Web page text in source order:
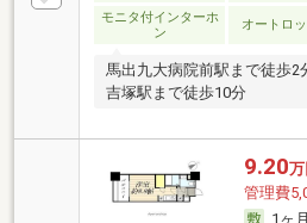
モニタ付インターホ
ン
オートロ
馬出九大病院前駅まで徒歩2
吉塚駅まで徒歩10分
9.20万
管理費
1ヶ月